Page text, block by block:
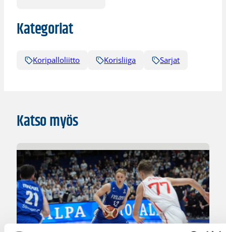
Kategoriat
Koripalloliitto Korisliiga Sarjat
Katso myös